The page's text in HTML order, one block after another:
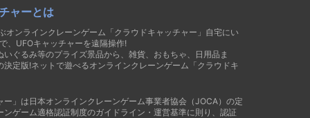
ャーとは
オンラインクレーンゲーム「クラウドキャッチャー」自宅にい
、UFOキャッチャーを遠隔操作!
いぐるみ等のプライズ景品から、雑貨、おもちゃ、日用品ま
決定版!ネットで遊べるオンラインクレーンゲーム「クラウドキ
ー」は日本オンラインクレーンゲーム事業者協会（JOCA）の定
ンゲーム適格認証制度のガイドライン・運営基準に則り、認証